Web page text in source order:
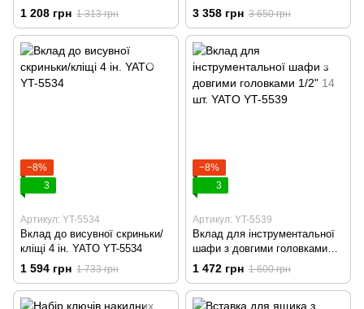
шт.YATO YT-5541
1 208 грн 1 313 грн
55477
3 358 грн 3 650 грн
−8%
3
Артикул: YT-5534
Вклад до висувної скриньки/
кліщі 4 ін. YATO YT-5534
1 594 грн 1 733 грн
−8%
3
Артикул: YT-5539
Вклад для інструментальної
шафи з довгими головками
1/2" 14 шт. YATO YT-5539
1 472 грн 1 600 грн